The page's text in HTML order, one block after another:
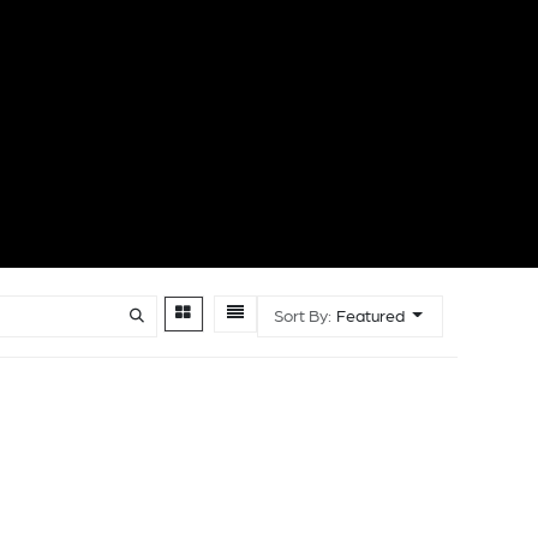
Sort By: Featured